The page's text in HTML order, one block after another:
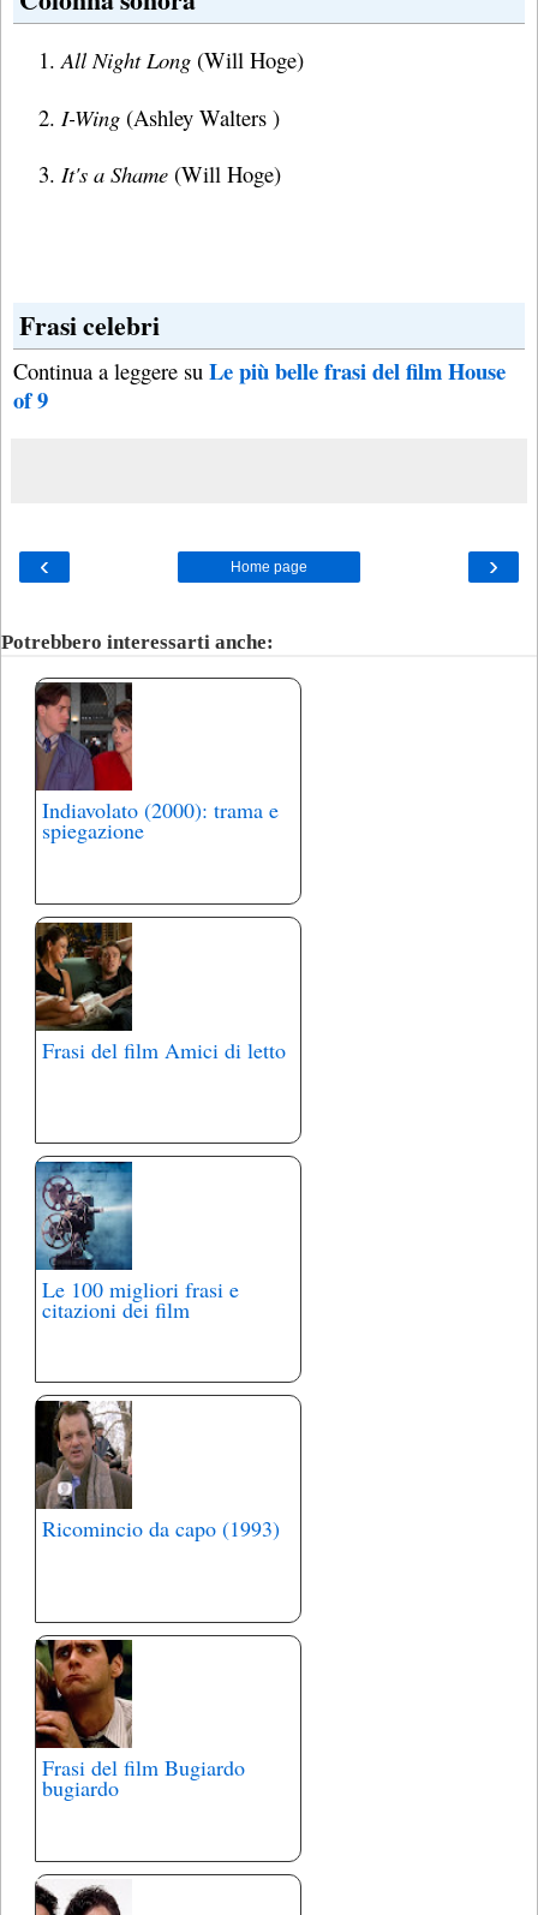
All Night Long (Will Hoge)
I-Wing (Ashley Walters )
It's a Shame (Will Hoge)
Frasi celebri
Continua a leggere su Le più belle frasi del film House
of 9
‹ ›
Home page
Potrebbero interessarti anche:
Indiavolato (2000): trama e
spiegazione
Frasi del film Amici di letto
Le 100 migliori frasi e
citazioni dei film
Ricomincio da capo (1993)
Frasi del film Bugiardo
bugiardo